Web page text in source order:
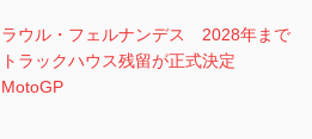
ラウル・フェルナンデス 2028年まで
トラックハウス残留が正式決定
MotoGP